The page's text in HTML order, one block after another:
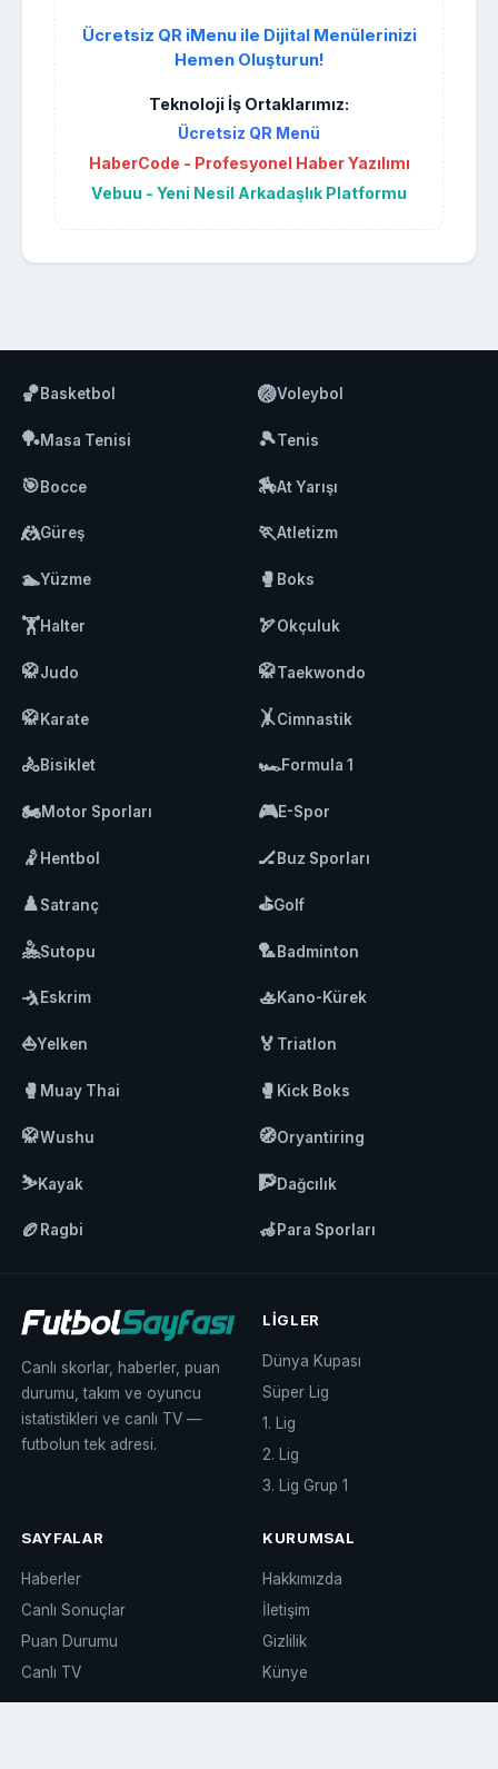
Ücretsiz QR iMenu ile Dijital Menülerinizi
Hemen Oluşturun!
Teknoloji İş Ortaklarımız:
Ücretsiz QR Menü
HaberCode - Profesyonel Haber Yazılımı
Vebuu - Yeni Nesil Arkadaşlık Platformu
🏀Basketbol 🏐Voleybol
🏓Masa Tenisi 🎾Tenis
🎯Bocce 🏇At Yarışı
🤼Güreş 🏃Atletizm
🏊Yüzme 🥊 Boks
🏋️Halter 🏹Okçuluk
🥋Judo 🥋Taekwondo
🥋Karate 🤸Cimnastik
🚴Bisiklet 🏎️Formula 1
🏍️Motor Sporları 🎮E-Spor
🤾 Hentbol 🏒Buz Sporları
♟️Satranç ⛳Golf
🤽Sutopu 🏸Badminton
🤺Eskrim 🚣Kano-Kürek
⛵Yelken 🏅 Triatlon
🥊 Muay Thai 🥊 Kick Boks
🥋Wushu 🧭Oryantiring
⛷️Kayak 🧗Dağcılık
🏉 Ragbi 🦽Para Sporları
Canlı skorlar, haberler, puan
durumu, takım ve oyuncu
istatistikleri ve canlı TV —
futbolun tek adresi.
LIGLER
Dünya Kupası
Süper Lig
1. Lig
2. Lig
3. Lig Grup 1
SAYFALAR
Haberler
Canlı Sonuçlar
Puan Durumu
Canlı TV
KURUMSAL
Hakkımızda
İletişim
Gizlilik
Künye